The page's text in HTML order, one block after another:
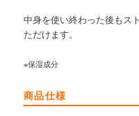
中身を使い終わった後もス
ただけます。
※保湿成分
商品仕様